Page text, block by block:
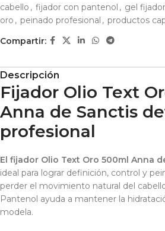
cabello , fijador con pantenol , gel
oro , peinado profesional , productos
Compartir:
Descripción
Fijador Olio Text
Anna de Sanctis
profesional
El fijador Olio Text Oro 500ml Anna
ideal para lograr definición, control y
perder el movimiento natural del
Pantenol ayuda a mantener la
modela.